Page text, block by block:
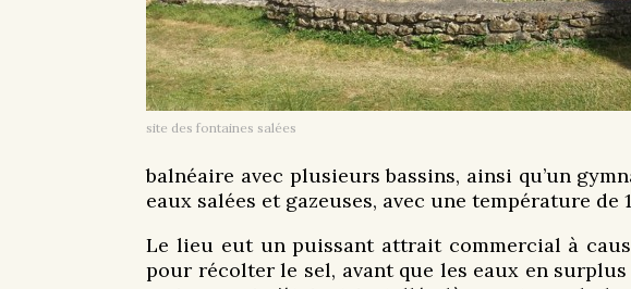
site des fontaines salées
balnéaire avec plusieurs bassins, ainsi qu’un
eaux salées et gazeuses, avec une température de
Le lieu eut un puissant attrait commercial à
pour récolter le sel, avant que les eaux en